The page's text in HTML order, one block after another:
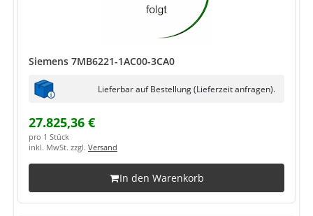
Siemens 7MB6221-1AC00-3CA0
Lieferbar auf Bestellung (Lieferzeit anfragen).
27.825,36 €
pro 1 Stück
inkl. MwSt. zzgl. Versand
In den Warenkorb